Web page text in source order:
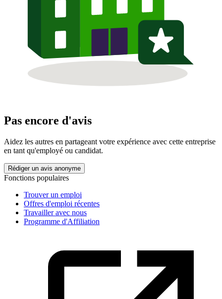
Pas encore d'avis
Aidez les autres en partageant votre expérience avec cette entreprise
en tant qu'employé ou candidat.
Rédiger un avis anonyme
Fonctions populaires
Trouver un emploi
Offres d'emploi récentes
Travailler avec nous
Programme d'Affiliation